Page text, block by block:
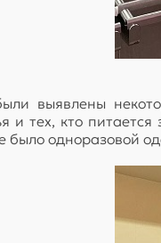
выявлены
и тех, кто
было одноразовой